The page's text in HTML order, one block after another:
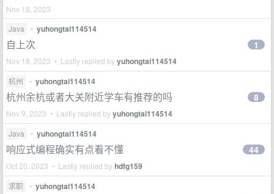
Nov 18, 2023
Java
• yuhongtai114514
自上次
Nov 18, 2023 • Lastly replied byyuhongtai114514
1
杭州 • yuhongtai114514
杭州余杭或者大关附近学车有推荐的吗
Nov 9, 2023 • Lastly replied byyuhongtai114514
8
Java • yuhongtai114514
响应式编程确实有点看不懂
Oct 20, 2023 • Lastly replied byhdfg159
44
求职 • yuhongtai114514